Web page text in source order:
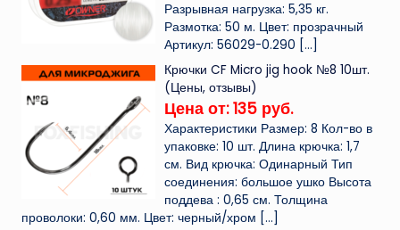
Разрывная нагрузка: 5,35 кг.
Размотка: 50 м. Цвет: прозрачный
Артикул: 56029-0.290 […]
Крючки CF Micro jig hook №8 10шт.
(Цены, отзывы)
Цена от: 135 руб.
Характеристики Размер: 8 Кол-во в
упаковке: 10 шт. Длина крючка: 1,7
см. Вид крючка: Одинарный Тип
соединения: большое ушко Высота
поддева : 0,65 см. Толщина
проволоки: 0,60 мм. Цвет: черный/хром […]